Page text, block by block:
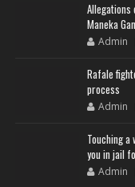
Allegations
Maneka
Admin
Rafale
process
Admin
Touching
you in jail
Admin